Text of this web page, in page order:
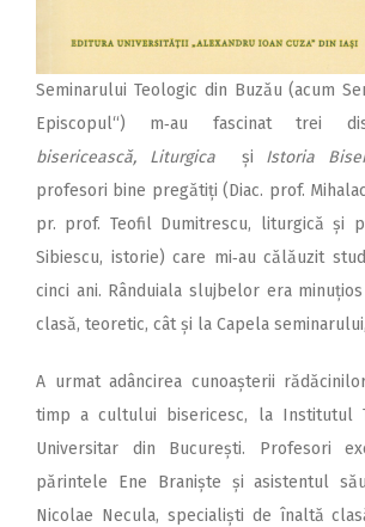
Seminarului Teologic din Buzău (acum
Episcopul“) m‑au fascinat trei
bisericească, Liturgica
și Istoria
profesori bine pregătiți (Diac. prof.
pr. prof. Teofil Dumitrescu, liturgică și
Sibiescu, istorie) care mi‑au călăuzit
cinci ani. Rânduiala slujbelor era
clasă, teoretic, cât și la Capela
A urmat adâncirea cunoașterii
timp a cultului bisericesc, la Institutul
Universitar din București. Profesori
părintele Ene Braniște și asistentul
Nicolae Necula, specialiști de înaltă